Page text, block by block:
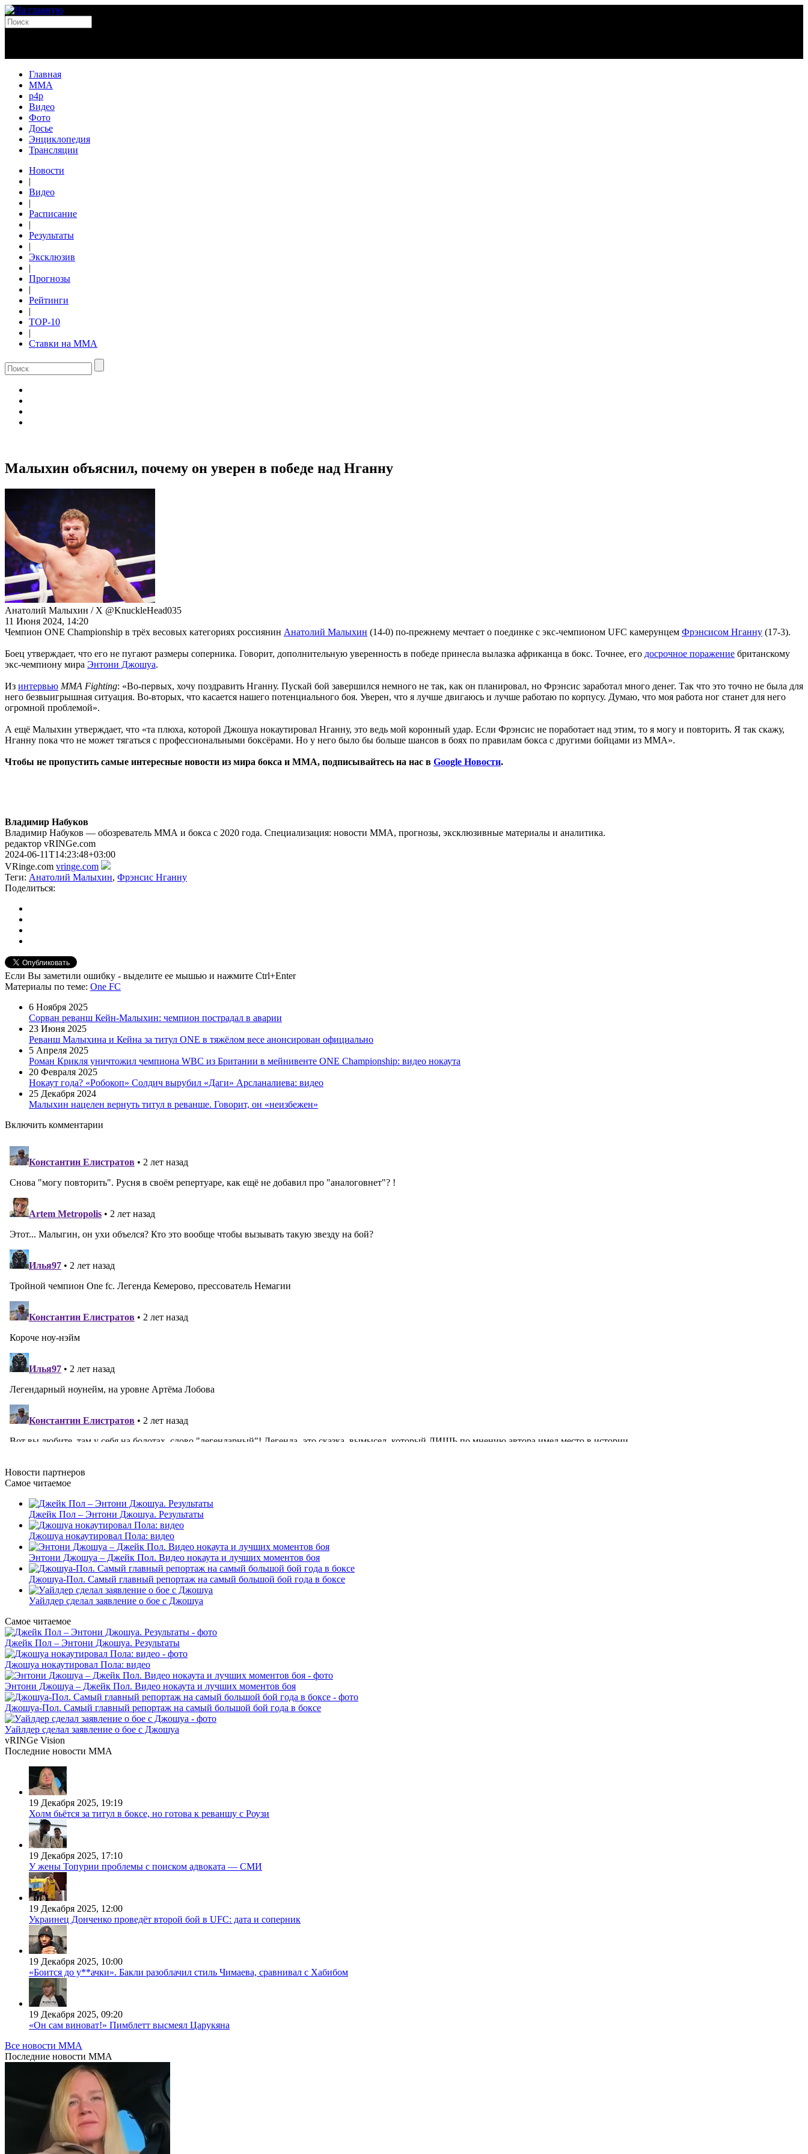
Главная
MMA
p4p
Видео
Фото
Досье
Энциклопедия
Трансляции
Новости
|
Видео
|
Расписание
|
Результаты
|
Эксклюзив
|
Прогнозы
|
Рейтинги
|
TOP-10
|
Ставки на ММА
Малыхин объяснил, почему он уверен в победе над Нганну
Анатолий Малыхин / Х @KnuckleHead035
11 Июня 2024, 14:20
Чемпион ONE Championship в трёх весовых категориях россиянин Анатолий Малыхин (14-0) по-прежнему мечтает о поединке с экс-чемпионом UFC камерунцем Фрэнсисом Нганну (17-3).
Боец утверждает, что его не пугают размеры соперника. Говорит, дополнительную уверенность в победе принесла вылазка африканца в бокс. Точнее, его досрочное поражение британскому
экс-чемпиону мира Энтони Джошуа.
Из интервью MMA Fighting: «Во-первых, хочу поздравить Нганну. Пускай бой завершился немного не так, как он планировал, но Фрэнсис заработал много денег. Так что это точно не была для
него безвыигрышная ситуация. Во-вторых, что касается нашего потенциального боя. Уверен, что я лучше двигаюсь и лучше работаю по корпусу. Думаю, что моя работа ног станет для него
огромной проблемой».
А ещё Малыхин утверждает, что «та плюха, которой Джошуа нокаутировал Нганну, это ведь мой коронный удар. Если Фрэнсис не поработает над этим, то я могу и повторить. Я так скажу,
Нганну пока что не может тягаться с профессиональными боксёрами. Но у него было бы больше шансов в боях по правилам бокса с другими бойцами из ММА».
Чтобы не пропустить самые интересные новости из мира бокса и ММА, подписывайтесь на нас в Google Новости.
Владимир Набуков
Владимир Набуков — обозреватель ММА и бокса с 2020 года. Специализация: новости ММА, прогнозы, эксклюзивные материалы и аналитика.
редактор vRINGe.com
2024-06-11T14:23:48+03:00
VRinge.com vringe.com
Теги: Анатолий Малыхин, Фрэнсис Нганну
Поделиться:
Если Вы заметили ошибку - выделите ее мышью и нажмите Ctrl+Enter
Материалы по теме: One FC
6 Ноября 2025
Сорван реванш Кейн-Малыхин: чемпион пострадал в аварии
23 Июня 2025
Реванш Малыхина и Кейна за титул ONE в тяжёлом весе анонсирован официально
5 Апреля 2025
Роман Крикля уничтожил чемпиона WBC из Британии в мейнивенте ONE Championship: видео нокаута
20 Февраля 2025
Нокаут года? «Робокоп» Солдич вырубил «Даги» Арсланалиева: видео
25 Декабря 2024
Малыхин нацелен вернуть титул в реванше. Говорит, он «неизбежен»
Включить комментарии
Новости партнеров
Самое читаемое
Джейк Пол – Энтони Джошуа. Результаты
Джошуа нокаутировал Пола: видео
Энтони Джошуа – Джейк Пол. Видео нокаута и лучших моментов боя
Джошуа-Пол. Самый главный репортаж на самый большой бой года в боксе
Уайлдер сделал заявление о бое с Джошуа
Самое читаемое
Джейк Пол – Энтони Джошуа. Результаты
Джошуа нокаутировал Пола: видео
Энтони Джошуа – Джейк Пол. Видео нокаута и лучших моментов боя
Джошуа-Пол. Самый главный репортаж на самый большой бой года в боксе
Уайлдер сделал заявление о бое с Джошуа
vRINGe Vision
Последние новости MMA
19 Декабря 2025, 19:19
Холм бьётся за титул в боксе, но готова к реваншу с Роузи
19 Декабря 2025, 17:10
У жены Топурии проблемы с поиском адвоката — СМИ
19 Декабря 2025, 12:00
Украинец Донченко проведёт второй бой в UFC: дата и соперник
19 Декабря 2025, 10:00
«Боится до у**ачки». Бакли разоблачил стиль Чимаева, сравнивал с Хабибом
19 Декабря 2025, 09:20
«Он сам виноват!» Пимблетт высмеял Царукяна
Все новости MMA
Последние новости MMA